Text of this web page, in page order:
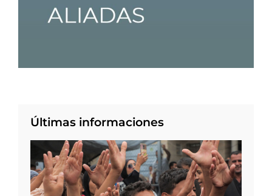
Últimas informaciones